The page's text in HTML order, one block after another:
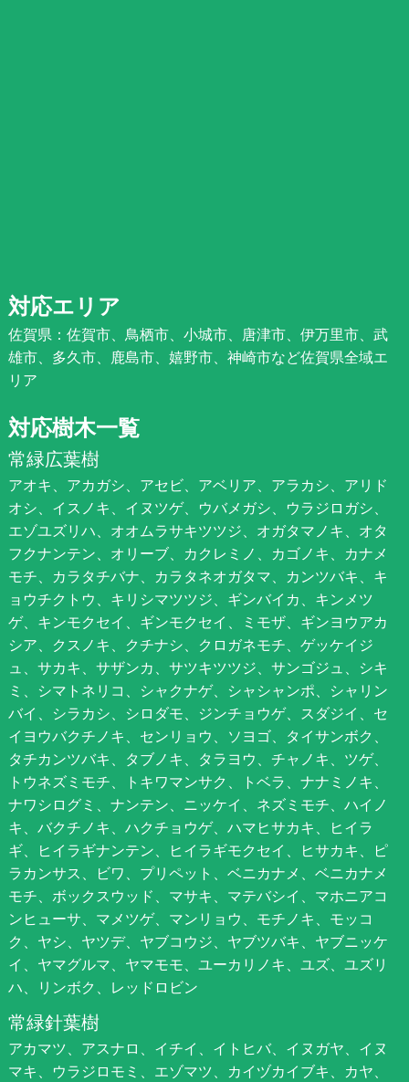
対応エリア
佐賀県：佐賀市、鳥栖市、小城市、唐津市、伊万里市、武
雄市、多久市、鹿島市、嬉野市、神崎市など佐賀県全域エ
リア
対応樹木一覧
常緑広葉樹
アオキ、アカガシ、アセビ、アベリア、アラカシ、アリド
オシ、イスノキ、イヌツゲ、ウバメガシ、ウラジロガシ、
エゾユズリハ、オオムラサキツツジ、オガタマノキ、オタ
フクナンテン、オリーブ、カクレミノ、カゴノキ、カナメ
モチ、カラタチバナ、カラタネオガタマ、カンツバキ、キ
ョウチクトウ、キリシマツツジ、ギンバイカ、キンメツ
ゲ、キンモクセイ、ギンモクセイ、ミモザ、ギンヨウアカ
シア、クスノキ、クチナシ、クロガネモチ、ゲッケイジ
ュ、サカキ、サザンカ、サツキツツジ、サンゴジュ、シキ
ミ、シマトネリコ、シャクナゲ、シャシャンポ、シャリン
バイ、シラカシ、シロダモ、ジンチョウゲ、スダジイ、セ
イヨウバクチノキ、センリョウ、ソヨゴ、タイサンボク、
タチカンツバキ、タブノキ、タラヨウ、チャノキ、ツゲ、
トウネズミモチ、トキワマンサク、トベラ、ナナミノキ、
ナワシログミ、ナンテン、ニッケイ、ネズミモチ、ハイノ
キ、バクチノキ、ハクチョウゲ、ハマヒサカキ、ヒイラ
ギ、ヒイラギナンテン、ヒイラギモクセイ、ヒサカキ、ピ
ラカンサス、ビワ、プリペット、ベニカナメ、ベニカナメ
モチ、ボックスウッド、マサキ、マテバシイ、マホニアコ
ンヒューサ、マメツゲ、マンリョウ、モチノキ、モッコ
ク、ヤシ、ヤツデ、ヤブコウジ、ヤブツバキ、ヤブニッケ
イ、ヤマグルマ、ヤマモモ、ユーカリノキ、ユズ、ユズリ
ハ、リンボク、レッドロビン
常緑針葉樹
アカマツ、アスナロ、イチイ、イトヒバ、イヌガヤ、イヌ
マキ、ウラジロモミ、エゾマツ、カイヅカイブキ、カヤ、